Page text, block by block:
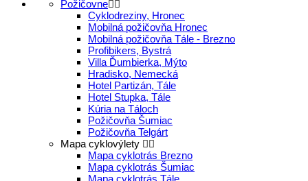
Požičovne
Cyklodreziny, Hronec
Mobilná požičovňa Hronec
Mobilná požičovňa Tále - Brezno
Profibikers, Bystrá
Villa Ďumbierka, Mýto
Hradisko, Nemecká
Hotel Partizán, Tále
Hotel Stupka, Tále
Kúria na Táloch
Požičovňa Šumiac
Požičovňa Telgárt
Mapa cyklovýlety
Mapa cyklotrás Brezno
Mapa cyklotrás Šumiac
Mapa cyklotrás Tále